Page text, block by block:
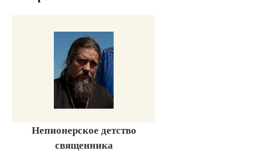
Непионерское детство
священника